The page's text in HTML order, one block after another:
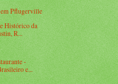
Pflugerville
Histórico da
R...
-
e...